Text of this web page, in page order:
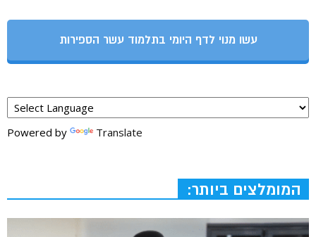
עשו מנוי לדף היומי בתלמוד עשר הספירות
Powered by Translate
המומלצים ביותר: